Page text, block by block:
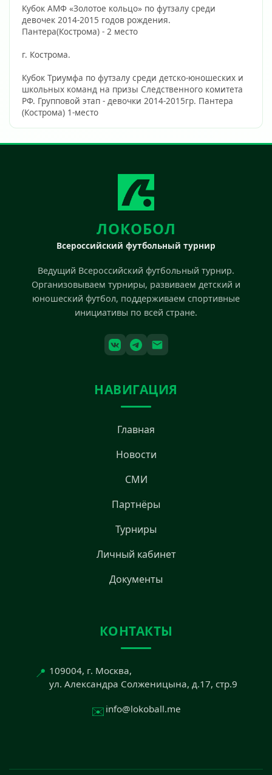
Кубок АМФ «Золотое кольцо» по футзалу среди
девочек 2014-2015 годов рождения.
Пантера(Кострома) - 2 место
г. Кострома.
Кубок Триумфа по футзалу среди детско-юношеских и
школьных команд на призы Следственного комитета
РФ. Групповой этап - девочки 2014-2015гр. Пантера
(Кострома) 1-место
ЛОКОБОЛ
Всероссийский футбольный турнир
Ведущий Всероссийский футбольный турнир.
Организовываем турниры, развиваем детский и
юношеский футбол, поддерживаем спортивные
инициативы по всей стране.
НАВИГАЦИЯ
Главная
Новости
СМИ
Партнёры
Турниры
Личный кабинет
Документы
КОНТАКТЫ
📍 109004, г. Москва,
ул. Александра Солженицына, д.17, стр.9
✉️ info@lokoball.me